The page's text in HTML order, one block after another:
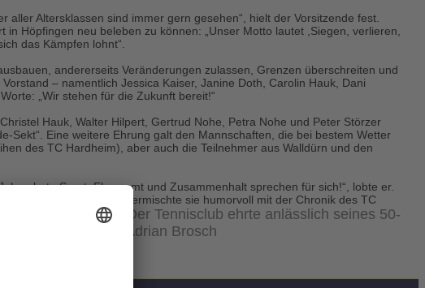
Altersklassen sind immer gern gesehen“, hielt der Vorsitzende fest.
Höpfingen neu beleben zu können: „Unser Motto lautet ,Siegen, verlieren,
das Kämpfen lohnt“.
andererseits Veränderungen zulassen, Grenzen überschreiten und
– namentlich Jessica Kaiser, Janine Doth, Carolin Hauk, Dani
„Wir stehen für die Zukunft bereit!“
Hauk, Walter Hilpert, Gertrud Nohe, Petra Nohe und Peter Störzer
Sekt“. Eine weitere Ehrung galt den Mannschaften, die bei bestem Wetter
des TC Hardheim), aber auch die Teilnehmer aus Walldürn und den
Sport, Ehrenamt und Zusammenhalt sprechen für sich!“, lobte er.
Tennissports auf und vermischte sie humorvoll mit der Chronik des TC
tun.
Der Tennisclub ehrte anlässlich seines 50-
Fotos: Adrian Brosch